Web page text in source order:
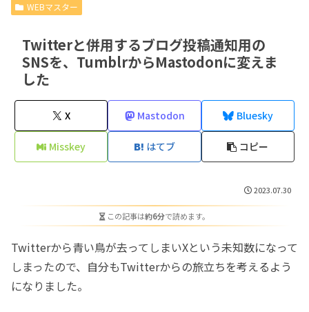
WEBマスター
Twitterと併用するブログ投稿通知用の
SNSを、TumblrからMastodonに変えま
した
X Mastodon Bluesky
Misskey はてブ コピー
2023.07.30
この記事は約6分で読めます。
Twitterから青い鳥が去ってしまいXという未知数になって
しまったので、自分もTwitterからの旅立ちを考えるよう
になりました。